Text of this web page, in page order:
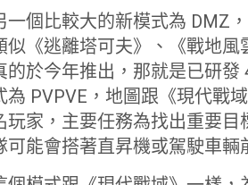
一個比較大的新模式為 DMZ
似《逃離塔可夫》、《戰地
的於今年推出，那就是已研
為 PVPVE，地圖跟《現代戰
玩家，主要任務為找出重要
可能會搭著直昇機或駕駛車輛